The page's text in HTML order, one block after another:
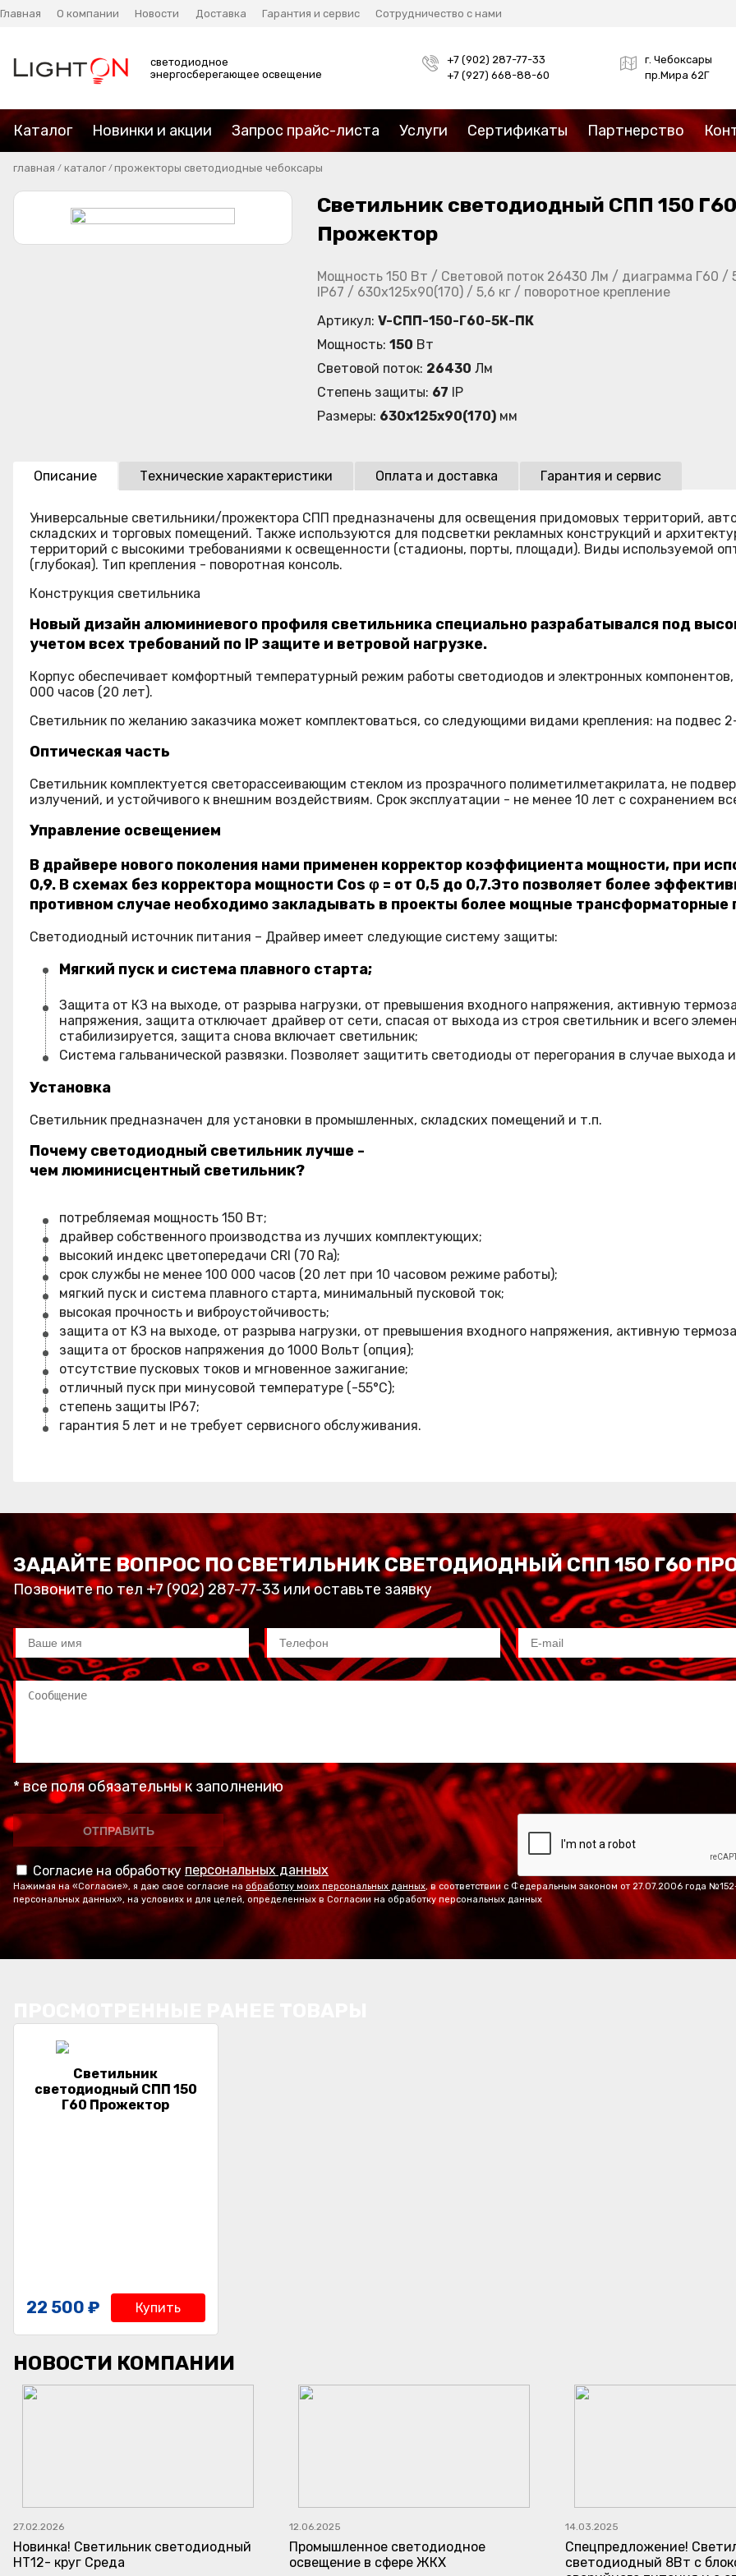
Главная О компании Новости Доставка Гарантия и сервис Сотрудничество с нами
светодиодное
энергосберегающее освещение
+7 (902) 287-77-33
+7 (927) 668-88-60
г. Чебоксары
пр.Мира 62Г
Каталог Новинки и акции Запрос прайс-листа Услуги Сертификаты Партнерство
главная / каталог /прожекторы светодиодные чебоксары
Светильник светодиодный СПП 150 Г60
Прожектор
Мощность 150 Вт / Световой поток 26430 Лм / диаграмма Г60 /
IP67 / 630х125х90(170) / 5,6 кг / поворотное крепление
Артикул: V-СПП-150-Г60-5К-ПК
Мощность: 150 Вт
Световой поток: 26430 Лм
Степень защиты: 67 IP
Размеры: 630х125х90(170) мм
Описание Технические характеристики Оплата и доставка Гарантия и сервис
Универсальные светильники/прожектора СПП предназначены для освещения придомовых территорий,
складских и торговых помещений. Также используются для подсветки рекламных конструкций и
территорий с высокими требованиями к освещенности (стадионы, порты, площади). Виды используемой
(глубокая). Тип крепления - поворотная консоль.
Конструкция светильника
Новый дизайн алюминиевого профиля светильника специально разрабатывался под
учетом всех требований по IP защите и ветровой нагрузке.
Корпус обеспечивает комфортный температурный режим работы светодиодов и электронных
000 часов (20 лет).
Светильник по желанию заказчика может комплектоваться, со следующими видами крепления: на
Оптическая часть
Светильник комплектуется светорассеивающим стеклом из прозрачного полиметилметакрилата, не
излучений, и устойчивого к внешним воздействиям. Срок эксплуатации - не менее 10 лет с сохранением
Управление освещением
В драйвере нового поколения нами применен корректор коэффициента мощности, при
0,9. В схемах без корректора мощности Cos φ = от 0,5 до 0,7.Это позволяет более
противном случае необходимо закладывать в проекты более мощные трансформаторные
Светодиодный источник питания – Драйвер имеет следующие систему защиты:
Мягкий пуск и система плавного старта;
Защита от КЗ на выходе, от разрыва нагрузки, от превышения входного напряжения, активную
напряжения, защита отключает драйвер от сети, спасая от выхода из строя светильник и всего
стабилизируется, защита снова включает светильник;
Система гальванической развязки. Позволяет защитить светодиоды от перегорания в случае выхода
Установка
Светильник предназначен для установки в промышленных, складских помещений и т.п.
Почему светодиодный светильник лучше -
чем люминисцентный светильник?
потребляемая мощность 150 Вт;
драйвер собственного производства из лучших комплектующих;
высокий индекс цветопередачи CRI (70 Ra);
срок службы не менее 100 000 часов (20 лет при 10 часовом режиме работы);
мягкий пуск и система плавного старта, минимальный пусковой ток;
высокая прочность и виброустойчивость;
защита от КЗ на выходе, от разрыва нагрузки, от превышения входного напряжения, активную
защита от бросков напряжения до 1000 Вольт (опция);
отсутствие пусковых токов и мгновенное зажигание;
отличный пуск при минусовой температуре (-55°C);
степень защиты IP67;
гарантия 5 лет и не требует сервисного обслуживания.
ЗАДАЙТЕ ВОПРОС ПО СВЕТИЛЬНИК СВЕТОДИОДНЫЙ СПП 150 Г60
Позвоните по тел +7 (902) 287-77-33 или оставьте заявку
* все поля обязательны к заполнению
Согласие на обработкуперсональных данных
Нажимая на «Согласие», я даю свое согласие на обработку моих персональных данных, в соответствии с Федеральным законом от 27.07.2006 года
персональных данных», на условиях и для целей, определенных в Согласии на обработку персональных данных
Светильник
светодиодный СПП 150
Г60 Прожектор
22 500 ₽ Купить
НОВОСТИ КОМПАНИИ
27.02.2026
Новинка! Светильник светодиодный
НТ12- круг Среда
12.06.2025
Промышленное светодиодное
освещение в сфере ЖКХ
14.03.2025
Спецпредложение!
светодиодный 8Вт с